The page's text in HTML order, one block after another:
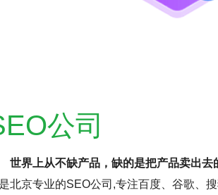
公司
世界上从不缺产品，缺的是把产品卖出去
北京专业的SEO公司,专注百度、谷歌、
多与网 SEO网站优化是一项